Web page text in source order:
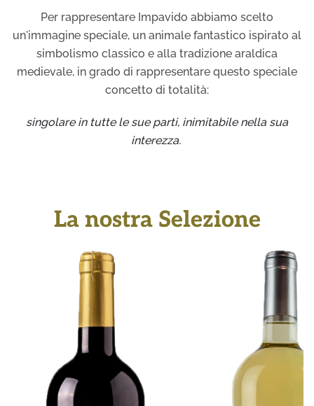
Per rappresentare Impavido abbiamo scelto
un'immagine speciale, un animale fantastico ispirato al
simbolismo classico e alla tradizione araldica
medievale, in grado di rappresentare questo speciale
concetto di totalità:
singolare in tutte le sue parti, inimitabile nella sua
interezza.
La nostra Selezione